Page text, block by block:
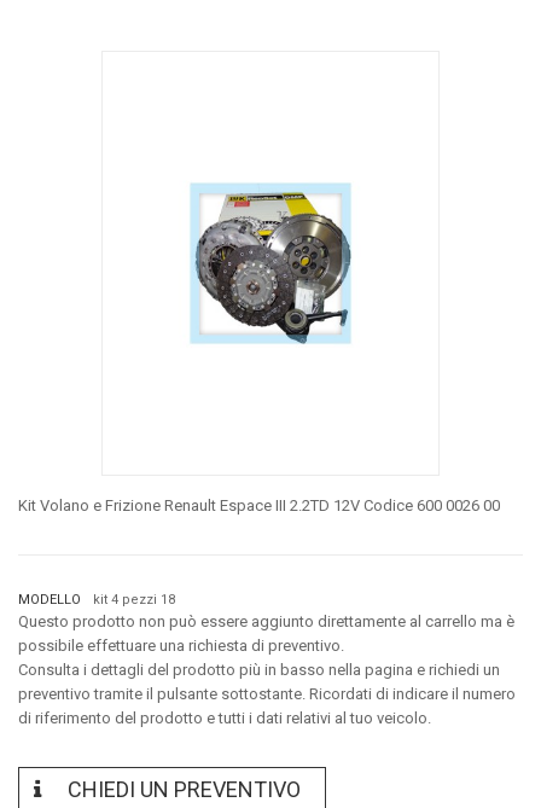
Kit Volano e Frizione Renault Espace III 2.2TD 12V Codice 600 0026 00
MODELLO kit 4 pezzi 18
Questo prodotto non può essere aggiunto direttamente al carrello ma è
possibile effettuare una richiesta di preventivo.
Consulta i dettagli del prodotto più in basso nella pagina e richiedi un
preventivo tramite il pulsante sottostante. Ricordati di indicare il numero
di riferimento del prodotto e tutti i dati relativi al tuo veicolo.
CHIEDI UN PREVENTIVO